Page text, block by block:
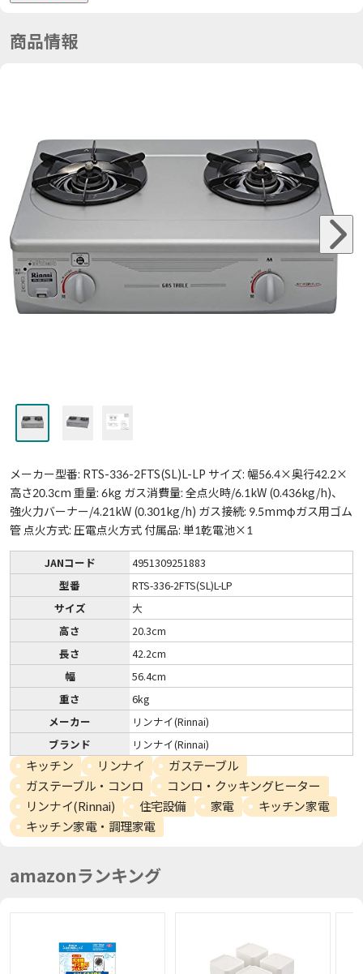
商品情報
メーカー型番: RTS-336-2FTS(SL)L-LP サイズ: 幅56.4×奥行42.2×
高さ20.3cm 重量: 6kg ガス消費量: 全点火時/6.1kW (0.436kg/h)、
強火力バーナー/4.21kW (0.301kg/h) ガス接続: 9.5mmφガス用ゴム
管 点火方式: 圧電点火方式 付属品: 単1乾電池×1
JANコード
4951309251883
型番
RTS-336-2FTS(SL)L-LP
サイズ
大
高さ
20.3cm
長さ
42.2cm
幅
56.4cm
重さ
6kg
メーカー
リンナイ(Rinnai)
ブランド
リンナイ(Rinnai)
キッチン リンナイ
ガステーブル
ガステーブル・コンロ
コンロ・クッキングヒーター
リンナイ(Rinnai)
住宅設備 家電
キッチン家電
キッチン家電・調理家電
amazonランキング